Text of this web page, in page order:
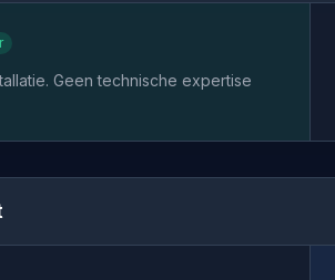
Geen technische expertise